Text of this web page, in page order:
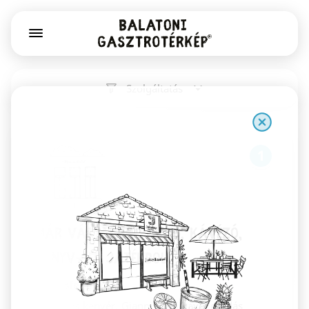
Szolgáltatás
Már Vártalak pékség, kávézó,
könyv- és játékbolt
Székesfehérvár
Kovászos kenyér, Gianni Frasi kávé, csodás